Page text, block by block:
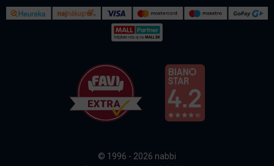
© 1996 - 2026 nabbi